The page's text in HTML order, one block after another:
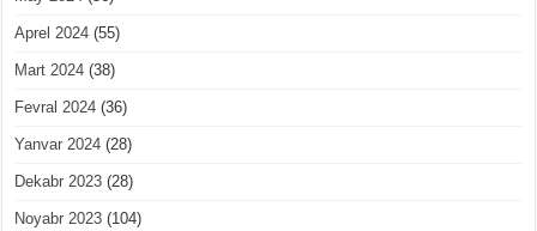
Aprel 2024 (55)
Mart 2024 (38)
Fevral 2024 (36)
Yanvar 2024 (28)
Dekabr 2023 (28)
Noyabr 2023 (104)